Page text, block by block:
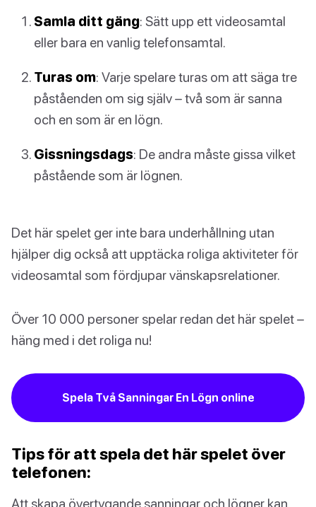
Samla ditt gäng: Sätt upp ett videosamtal
eller bara en vanlig telefonsamtal.
Turas om: Varje spelare turas om att säga tre
påståenden om sig själv – två som är sanna
och en som är en lögn.
Gissningsdags: De andra måste gissa vilket
påstående som är lögnen.
Det här spelet ger inte bara underhållning utan
hjälper dig också att upptäcka roliga aktiviteter för
videosamtal som fördjupar vänskapsrelationer.
Över 10 000 personer spelar redan det här spelet –
häng med i det roliga nu!
Spela Två Sanningar En Lögn online
Tips för att spela det här spelet över
telefonen:
Att skapa övertygande sanningar och lögner kan